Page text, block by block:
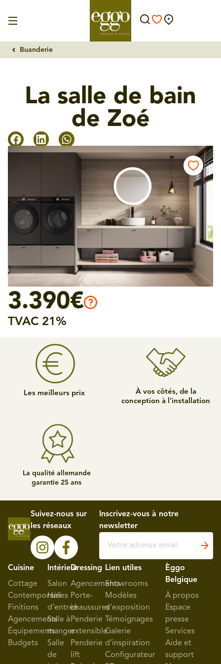
Buanderie
La salle de bain
de Zoé
3.390€
TVAC 21%
Les meilleurs prix
À vos côtés, de la
conception à l'installation
La qualité allemande
garantie 25 ans
Suivez-nous sur
les réseaux
Inscrivez-vous à notre
newsletter
Cuisine
Cottage
Contemporaines
Finitions
Agencements
Équipements
Budgets
Intérieur
Salon
Hall
d’entrée
Salle à
manger
Salle
de
Dressing
Agencements
Porte-
chaussures
Penderie
extensible
Penderie
lift
Lien utiles
Showrooms
Modèles
d’exposition
Témoignages
Galerie
d’inspiration
Configurateur
Èggo
Belgique
À propos
Espace
presse
Services
Aide et
support